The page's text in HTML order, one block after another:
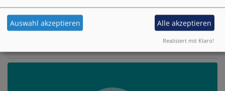
© Evangelische Brüder-Unität –
Herrnhuter Brüdergemeine
Weitere Informationen finden Sie
Auswahl akzeptieren Alle akzeptieren
Realisiert mit Klaro!